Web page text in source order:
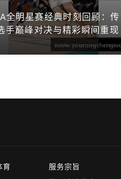
全明星赛经典时刻回顾：传
手巅峰对决与精彩瞬间重现
育
服务宗旨